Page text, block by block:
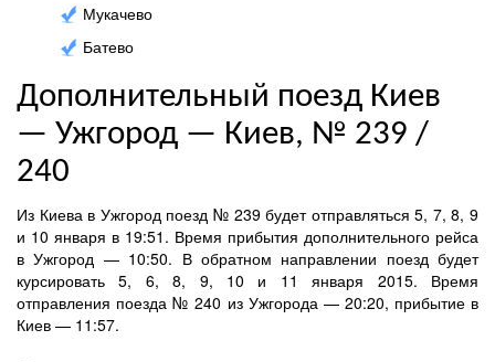
Мукачево
Батево
Дополнительный поезд Киев
— Ужгород — Киев, № 239 /
240
Из Киева в Ужгород поезд № 239 будет отправляться 5, 7, 8, 9
и 10 января в 19:51. Время прибытия дополнительного рейса
в Ужгород — 10:50. В обратном направлении поезд будет
курсировать 5, 6, 8, 9, 10 и 11 января 2015. Время
отправления поезда № 240 из Ужгорода — 20:20, прибытие в
Киев — 11:57.